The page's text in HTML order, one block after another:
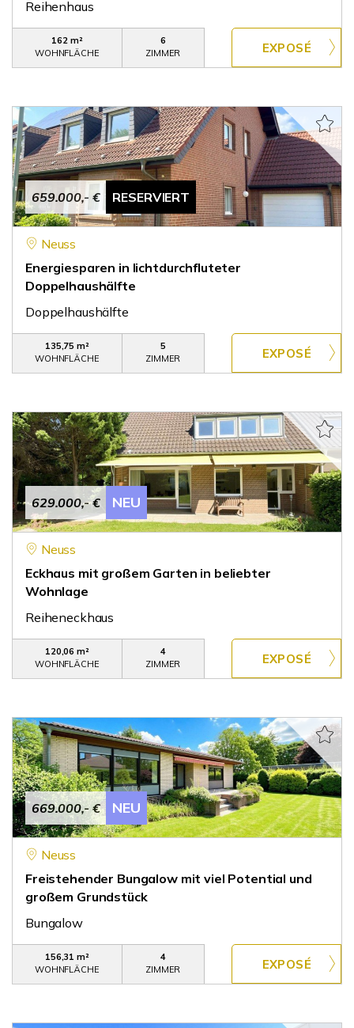
Reihenhaus
162 m²
WOHNFLÄCHE
6
ZIMMER
659.000,- € RESERVIERT
Neuss
Energiesparen in lichtdurchfluteter
Doppelhaushälfte
Doppelhaushälfte
135,75 m²
WOHNFLÄCHE
5
ZIMMER
629.000,- € NEU
Neuss
Eckhaus mit großem Garten in beliebter
Wohnlage
Reiheneckhaus
120,06 m²
WOHNFLÄCHE
4
ZIMMER
669.000,- € NEU
Neuss
Freistehender Bungalow mit viel Potential und
großem Grundstück
Bungalow
156,31 m²
WOHNFLÄCHE
4
ZIMMER